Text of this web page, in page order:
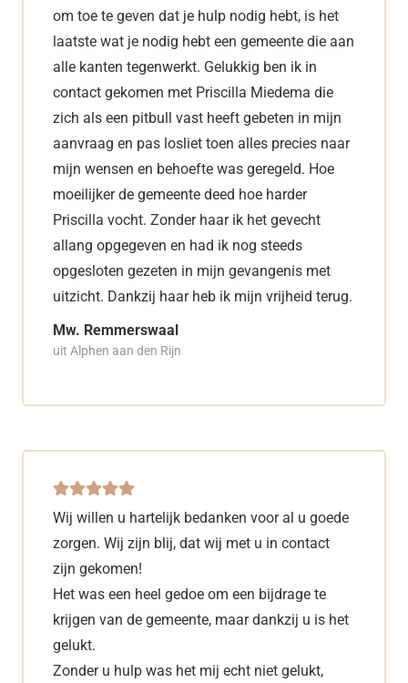
om toe te geven dat je hulp nodig hebt, is het
laatste wat je nodig hebt een gemeente die aan
alle kanten tegenwerkt. Gelukkig ben ik in
contact gekomen met Priscilla Miedema die
zich als een pitbull vast heeft gebeten in mijn
aanvraag en pas losliet toen alles precies naar
mijn wensen en behoefte was geregeld. Hoe
moeilijker de gemeente deed hoe harder
Priscilla vocht. Zonder haar ik het gevecht
allang opgegeven en had ik nog steeds
opgesloten gezeten in mijn gevangenis met
uitzicht. Dankzij haar heb ik mijn vrijheid terug.
Mw. Remmerswaal
uit Alphen aan den Rijn
Wij willen u hartelijk bedanken voor al u goede
zorgen. Wij zijn blij, dat wij met u in contact
zijn gekomen!
Het was een heel gedoe om een bijdrage te
krijgen van de gemeente, maar dankzij u is het
gelukt.
Zonder u hulp was het mij echt niet gelukt,